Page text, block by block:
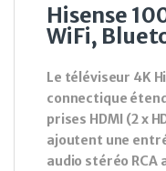
Hisense
WiFi,
Le téléviseur 4K
connectique
prises HDMI (2 x
ajoutent une
audio stéréo RCA